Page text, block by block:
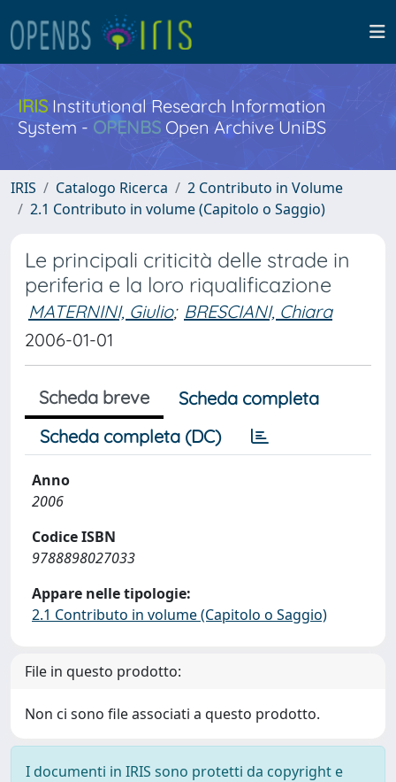
IRISInstitutional Research Information
System - OPENBS Open Archive UniBS
IRIS Catalogo Ricerca
2 Contributo in Volume
2.1 Contributo in volume (Capitolo o Saggio)
Le principali criticità delle strade in
periferia e la loro riqualificazione
MATERNINI, Giulio; BRESCIANI, Chiara
2006-01-01
Scheda breve
Scheda completa
Scheda completa (DC)
Anno
2006
Codice ISBN
9788898027033
Appare nelle tipologie:
2.1 Contributo in volume (Capitolo o Saggio)
File in questo prodotto:
Non ci sono file associati a questo prodotto.
I documenti in IRIS sono protetti da copyright e